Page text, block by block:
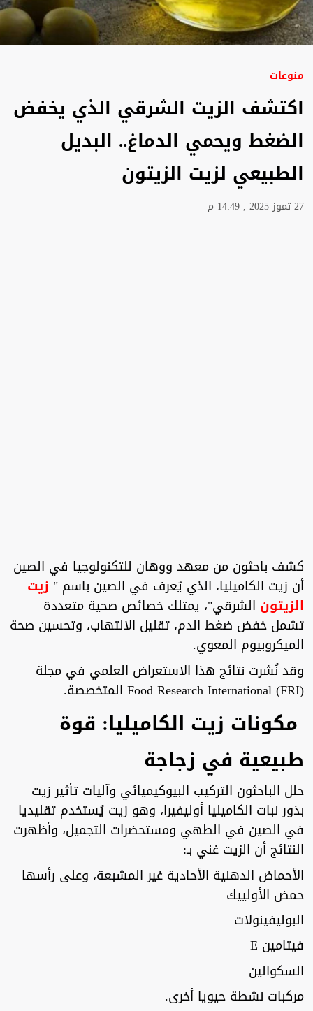
منوعات
اكتشف الزيت الشرقي الذي يخفض
الضغط ويحمي الدماغ.. البديل
الطبيعي لزيت الزيتون
27 تموز 2025 , 14:49 م
كشف باحثون من معهد ووهان للتكنولوجيا في الصين
أن زيت الكاميليا، الذي يُعرف في الصين باسم " زيت
الزيتون الشرقي"، يمتلك خصائص صحية متعددة
تشمل خفض ضغط الدم، تقليل الالتهاب، وتحسين صحة
الميكروبيوم المعوي.
وقد نُشرت نتائج هذا الاستعراض العلمي في مجلة
Food Research International (FRI) المتخصصة.
مكونات زيت الكاميليا: قوة
طبيعية في زجاجة
حلل الباحثون التركيب البيوكيميائي وآليات تأثير زيت
بذور نبات الكاميليا أوليفيرا، وهو زيت يُستخدم تقليديا
في الصين في الطهي ومستحضرات التجميل، وأظهرت
النتائج أن الزيت غني بـ:
الأحماض الدهنية الأحادية غير المشبعة، وعلى رأسها
حمض الأولييك
البوليفينولات
فيتامين E
السكوالين
مركبات نشطة حيويا أخرى.